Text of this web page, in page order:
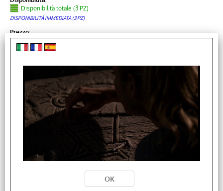
Disponibilità totale (3 PZ)
DISPONIBILITÀ IMMEDIATA (3 PZ)
Prezzo:
€18,30
VENTOLA PER HP Cq61 G61 Cq70 Cq71 G71 Fan
Ksb06105ha(Dc 5V 0.40A)